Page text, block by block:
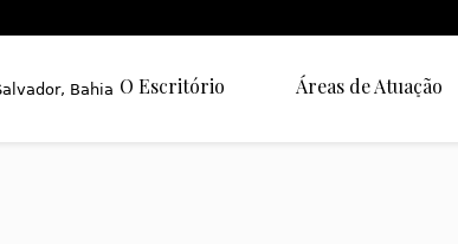
O Escritório Áreas de Atuação